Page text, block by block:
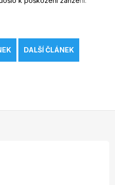
DALŠÍ ČLÁNEK